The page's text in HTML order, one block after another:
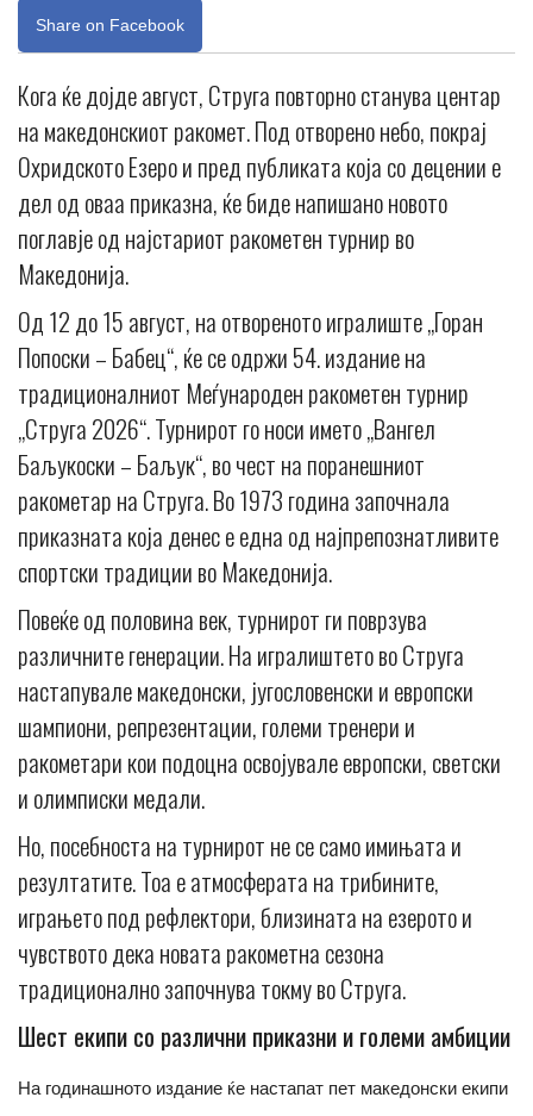
Share on Facebook
Кога ќе дојде август, Струга повторно станува центар
на македонскиот ракомет. Под отворено небо, покрај
Охридското Езеро и пред публиката која со децении е
дел од оваа приказна, ќе биде напишано новото
поглавје од најстариот ракометен турнир во
Македонија.
Од 12 до 15 август, на отвореното игралиште „Горан
Попоски – Бабец“, ќе се одржи 54. издание на
традиционалниот Меѓународен ракометен турнир
„Струга 2026“. Турнирот го носи името „Вангел
Баљукоски – Баљук“, во чест на поранешниот
ракометар на Струга. Во 1973 година започнала
приказната која денес е една од најпрепознатливите
спортски традиции во Македонија.
Повеќе од половина век, турнирот ги поврзува
различните генерации. На игралиштето во Струга
настапувале македонски, југословенски и европски
шампиони, репрезентации, големи тренери и
ракометари кои подоцна освојувале европски, светски
и олимписки медали.
Но, посебноста на турнирот не се само имињата и
резултатите. Тоа е атмосферата на трибините,
играњето под рефлектори, близината на езерото и
чувството дека новата ракометна сезона
традиционално започнува токму во Струга.
Шест екипи со различни приказни и големи амбиции
На годинашното издание ќе настапат пет македонски екипи